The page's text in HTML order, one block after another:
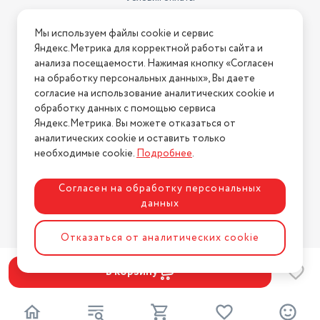
В корзину
Условия возврата
Нашли ошибку на сайте? Напишите нам
2026 © Интернет-магазин "АстМаркет". У нас есть всё!
Политика конфиденциальности
Разработка сайтаASTDESIGN
Мы используем файлы cookie и сервис
Яндекс.Метрика для корректной работы сайта и
анализа посещаемости. Нажимая кнопку «Согласен
на обработку персональных данных», Вы даете
согласие на использование аналитических cookie и
обработку данных с помощью сервиса
Яндекс.Метрика. Вы можете отказаться от
аналитических cookie и оставить только
необходимые cookie.Подробнее.
Согласен на обработку персональных
данных
Отказаться от аналитических cookie